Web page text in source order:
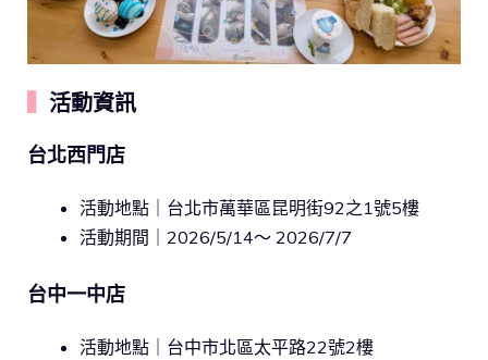
活動資訊
台北西門店
活動地點｜台北市萬華區昆明街92之1號5樓
活動期間｜2026/5/14～ 2026/7/7
台中一中店
活動地點｜台中市北區太平路22號2樓